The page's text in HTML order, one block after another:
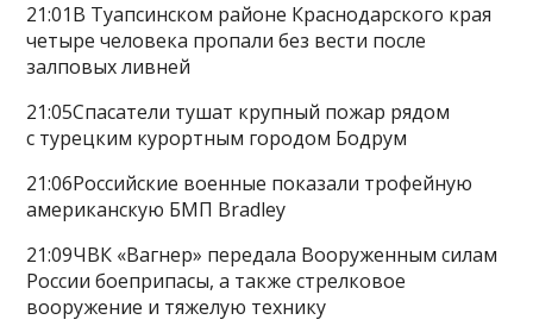
21:01В Туапсинском районе Краснодарского края
четыре человека пропали без вести после
залповых ливней
21:05Спасатели тушат крупный пожар рядом
с турецким курортным городом Бодрум
21:06Российские военные показали трофейную
американскую БМП Bradley
21:09ЧВК «Вагнер» передала Вооруженным силам
России боеприпасы, а также стрелковое
вооружение и тяжелую технику